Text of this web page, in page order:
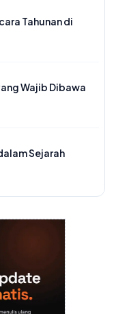
Tahunan di
Wajib Dibawa
Sejarah